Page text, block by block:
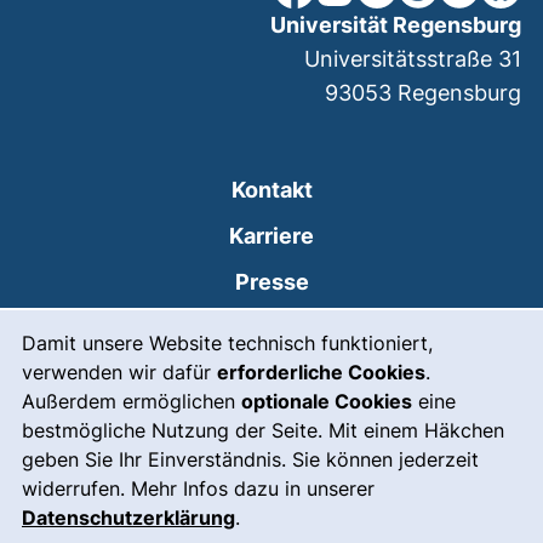
Damit unsere Website technisch funktioniert,
verwenden wir dafür erforderliche Cookies.
Außerdem ermöglichen optionale Cookies eine
bestmögliche Nutzung der Seite. Mit einem Häkchen
geben Sie Ihr Einverständnis. Sie können jederzeit
widerrufen. Mehr Infos dazu in unserer
Datenschutzerklärung.
Kontakt
Karriere
Presse
Leichte Sprache
Gebärdensprache
Notfall(externer Link, öffnet
Impressum
Universität Regensburg
Universitätsstraße 31
93053 Regensburg